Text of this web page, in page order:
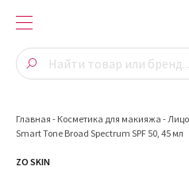
Главная - Косметика для макияжа -Лицо
Smart Tone Broad Spectrum SPF 50, 45 мл
ZO SKIN